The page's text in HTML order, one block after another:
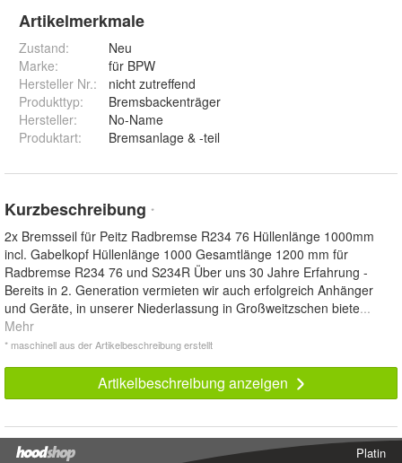
Artikelmerkmale
Zustand:
Neu
Marke:
für BPW
Hersteller Nr.:
nicht zutreffend
Produkttyp:
Bremsbackenträger
Hersteller:
No-Name
Produktart: Bremsanlage & -teil
Kurzbeschreibung *
2x Bremsseil für Peitz Radbremse R234 76 Hüllenlänge 1000mm
incl. Gabelkopf Hüllenlänge 1000 Gesamtlänge 1200 mm für
Radbremse R234 76 und S234R Über uns 30 Jahre Erfahrung -
Bereits in 2. Generation vermieten wir auch erfolgreich Anhänger
und Geräte, in unserer Niederlassung in Großweitzschen biete...
Mehr
* maschinell aus der Artikelbeschreibung erstellt
Artikelbeschreibung anzeigen
Platin